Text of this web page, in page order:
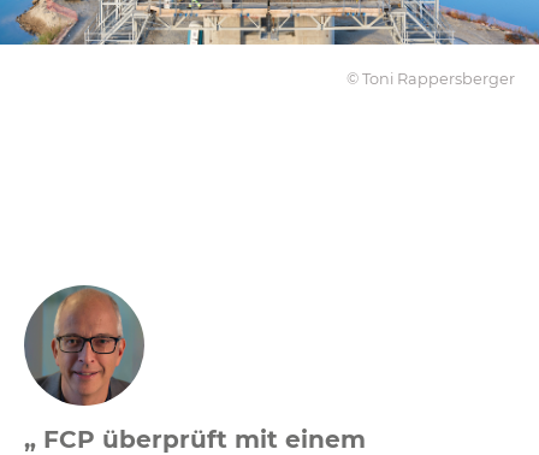
© Toni Rappersberger
„ FCP überprüft mit einem